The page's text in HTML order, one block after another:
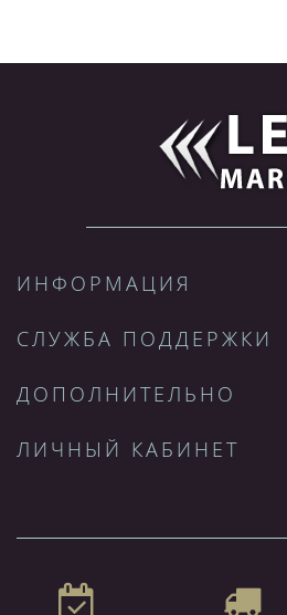
ИНФОРМАЦИЯ
СЛУЖБА ПОДДЕРЖКИ
ДОПОЛНИТЕЛЬНО
ЛИЧНЫЙ КАБИНЕТ